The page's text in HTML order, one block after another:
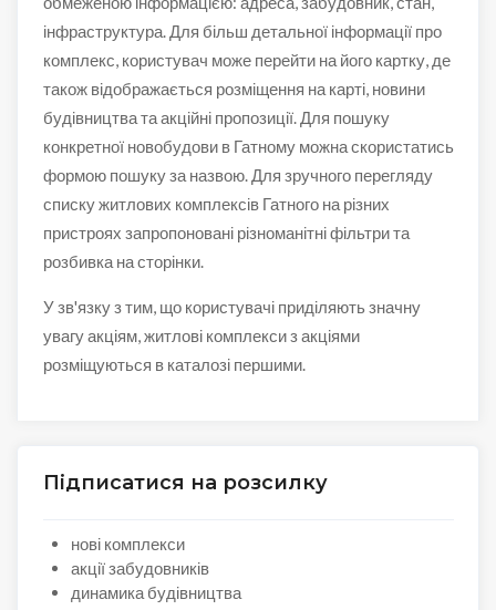
інфраструктура. Для більш детальної інформації про
комплекс, користувач може перейти на його картку, де
також відображається розміщення на карті, новини
будівництва та акційні пропозиції. Для пошуку
конкретної новобудови в Гатному можна скористатись
формою пошуку за назвою. Для зручного перегляду
списку житлових комплексів Гатного на різних
пристроях запропоновані різноманітні фільтри та
розбивка на сторінки.
У зв'язку з тим, що користувачі приділяють значну
увагу акціям, житлові комплекси з акціями
розміщуються в каталозі першими.
Підписатися на розсилку
нові комплекси
акції забудовників
динамика будівництва